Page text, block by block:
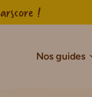
!
Nos guides